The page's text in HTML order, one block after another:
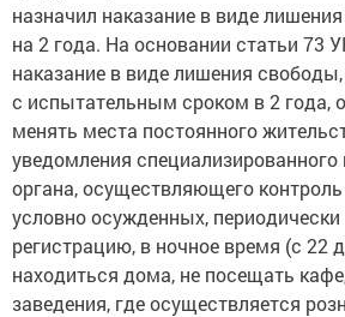
назначил наказание в виде
на 2 года. На основании статьи 73
наказание в виде лишения
с испытательным сроком в 2 года,
менять места постоянного
уведомления специализированного
органа, осуществляющего
условно осужденных, периодически
регистрацию, в ночное время (с 22
находиться дома, не посещать
заведения, где осуществляется